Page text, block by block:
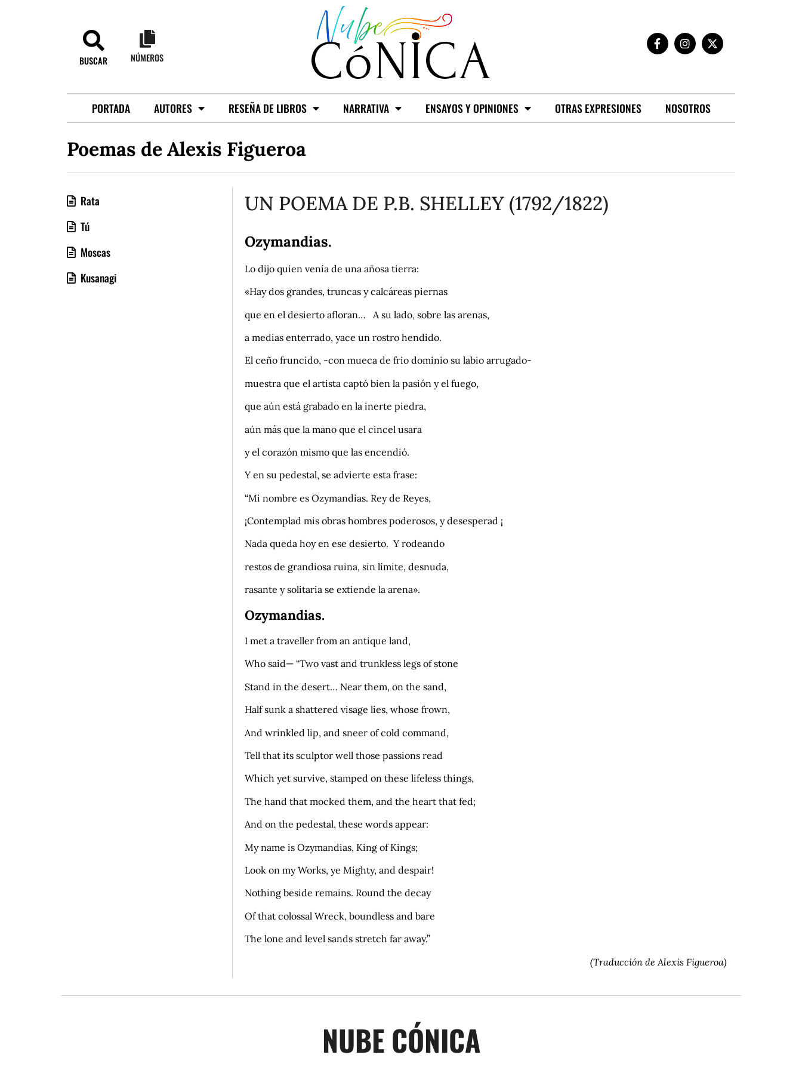
BUSCAR NÚMEROS
PORTADA AUTORES RESEÑA DE LIBROS NARRATIVA ENSAYOS Y OPINIONES OTRAS EXPRESIONES NOSOTROS
Poemas de Alexis Figueroa
Rata
Tú
Moscas
Kusanagi
UN POEMA DE P.B. SHELLEY (1792/1822)
Ozymandias.
Lo dijo quien venía de una añosa tierra:
«Hay dos grandes, truncas y calcáreas piernas
que en el desierto afloran… A su lado, sobre las arenas,
a medias enterrado, yace un rostro hendido.
El ceño fruncido, -con mueca de frio dominio su labio arrugado-
muestra que el artista captó bien la pasión y el fuego,
que aún está grabado en la inerte piedra,
aún más que la mano que el cincel usara
y el corazón mismo que las encendió.
Y en su pedestal, se advierte esta frase:
“Mi nombre es Ozymandias. Rey de Reyes,
¡Contemplad mis obras hombres poderosos, y desesperad ¡
Nada queda hoy en ese desierto. Y rodeando
restos de grandiosa ruina, sin límite, desnuda,
rasante y solitaria se extiende la arena».
Ozymandias.
I met a traveller from an antique land,
Who said— “Two vast and trunkless legs of stone
Stand in the desert… Near them, on the sand,
Half sunk a shattered visage lies, whose frown,
And wrinkled lip, and sneer of cold command,
Tell that its sculptor well those passions read
Which yet survive, stamped on these lifeless things,
The hand that mocked them, and the heart that fed;
And on the pedestal, these words appear:
My name is Ozymandias, King of Kings;
Look on my Works, ye Mighty, and despair!
Nothing beside remains. Round the decay
Of that colossal Wreck, boundless and bare
The lone and level sands stretch far away.”
(Traducción de Alexis Figueroa)
NUBE CÓNICA